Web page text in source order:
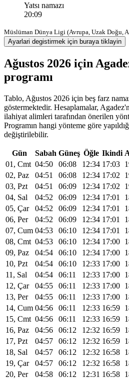
Yatsı namazı
20:09
Müslüman Dünya Ligi (Avrupa, Uzak Doğu,
Ayarlari degistirmek için buraya tiklayin
Ağustos 2026 için
programı
Tablo, Ağustos 2026 için beş farz
göstermektedir. Hesaplamalar,
ilahiyat alimleri tarafından önerilen
Programın hangi yönteme göre
değiştirilebilir.
Gün Sabah Güneş Öğle Ikindi
01, Cmt 04:50 06:08 12:34 17:03
02, Paz
04:51 06:08 12:34 17:02
03, Pzt
04:51 06:09 12:34 17:02
04, Sal
04:52 06:09 12:34 17:01
05, Çar
04:52 06:09 12:34 17:01
06, Per
04:52 06:09 12:34 17:01
07, Cum 04:53 06:10 12:34 17:01
08, Cmt 04:53 06:10 12:34 17:00
09, Paz
04:54 06:10 12:34 17:00
10, Pzt
04:54 06:10 12:33 17:00
11, Sal
04:54 06:11 12:33 17:00
12, Çar
04:55 06:11 12:33 17:00
13, Per
04:55 06:11 12:33 17:00
14, Cum 04:56 06:11 12:33 16:59
15, Cmt 04:56 06:11 12:33 16:59
16, Paz
04:56 06:12 12:32 16:59
17, Pzt
04:57 06:12 12:32 16:59
18, Sal
04:57 06:12 12:32 16:58
19, Çar
04:57 06:12 12:32 16:58
20, Per
04:58 06:12 12:31 16:58